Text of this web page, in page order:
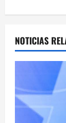
c
ó
n
NOTICIAS